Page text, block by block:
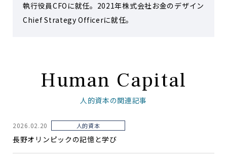
執行役員CFOに就任。2021年株式会社お金のデザイン
Chief Strategy Officerに就任。
Human Capital
人的資本の関連記事
2026.02.20 人的資本
長野オリンピックの記憶と学び